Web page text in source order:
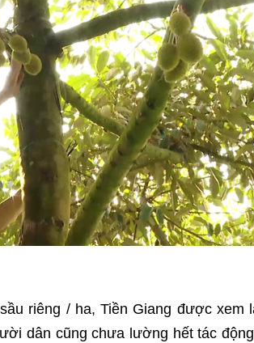
riêng / ha, Tiền Giang được xem
dân cũng chưa lường hết tác